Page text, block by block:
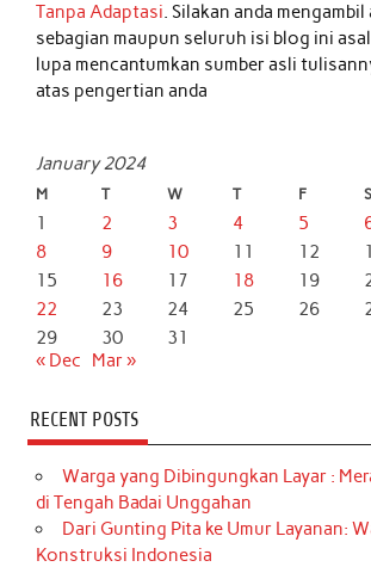
Tanpa Adaptasi. Silakan anda
sebagian maupun seluruh isi blog ini
lupa mencantumkan sumber asli
atas pengertian anda
January 2024
M T W T F S
1 2 3 4 5
8
9 10 11 12
15
16 17 18 19
22
23 24 25 26
29
30
31
« Dec
Mar »
RECENT POSTS
Warga yang Dibingungkan Layar :
di Tengah Badai Unggahan
Dari Gunting Pita ke Umur Layanan:
Konstruksi Indonesia